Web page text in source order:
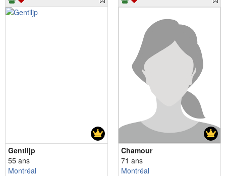
Gentiljp
55 ans
Montréal
Chamour
71 ans
Montréal